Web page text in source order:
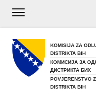
KOMISIJA ZA
DISTRIKTA BIH
КОМИСИЈА ЗА
ДИСТРИКТА БИХ
POVJERENSTVO
DISTRIKTA BIH